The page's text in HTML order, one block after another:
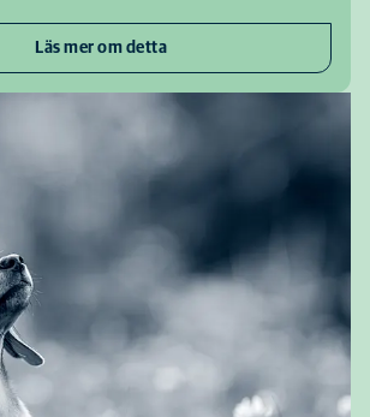
Läs mer om detta